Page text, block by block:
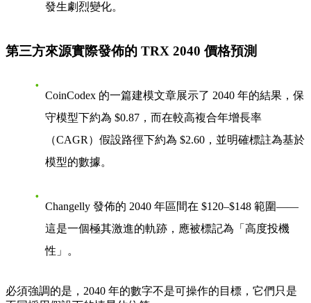
發生劇烈變化。
第三方來源實際發佈的 TRX 2040 價格預測
CoinCodex 的一篇建模文章展示了 2040 年的結果，保
守模型下約為 $0.87 ，而在較高複合年增長率
（CAGR）假設路徑下約為 $2.60 ，並明確標註為基於
模型的數據。
Changelly 發佈的 2040 年區間在 $120–$148 範圍——
這是一個極其激進的軌跡，應被標記為「高度投機
性」。
必須強調的是，2040 年的數字不是可操作的目標 ，它們只是